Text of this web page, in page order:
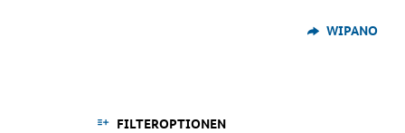
WIPANO
FILTEROPTIONEN